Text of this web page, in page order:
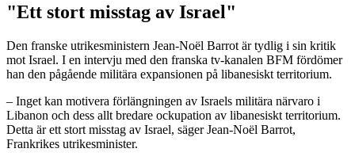
"Ett stort misstag av Israel"
Den franske utrikesministern Jean-Noël Barrot är tydlig i sin kritik
mot Israel. I en intervju med den franska tv-kanalen BFM fördömer
han den pågående militära expansionen på libanesiskt territorium.
– Inget kan motivera förlängningen av Israels militära närvaro i
Libanon och dess allt bredare ockupation av libanesiskt territorium.
Detta är ett stort misstag av Israel, säger Jean-Noël Barrot,
Frankrikes utrikesminister.